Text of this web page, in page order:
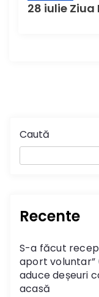
Caută
Recente
S-a făcut
aport voluntar”
aduce deșeuri
acasă